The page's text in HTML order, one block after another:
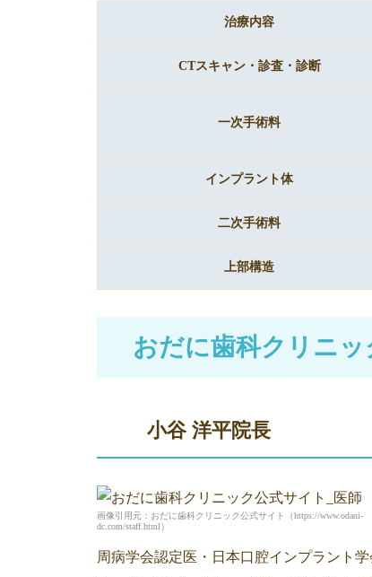
治療内容
CTスキャン・診査・診断
一次手術料
インプラント体
二次手術料
上部構造
おだに歯科クリニ
小谷 洋平院長
画像引用元：おだに歯科クリニック公式サイト（https://www.odani-
dc.com/staff.html）
周病学会認定医・日本口腔インプラント